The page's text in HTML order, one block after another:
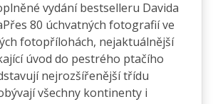
vydání bestselleru Davida
80 úchvatných fotografií ve
fotopřílohách, nejaktuálnější
úvod do pestrého ptačího
nejrozšířenější třídu
všechny kontinenty i